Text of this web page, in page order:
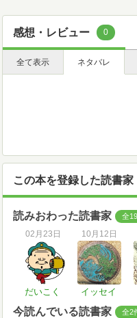
感想・レビュー 0
全て表示 ネタバレ
この本を登録した読書家
読みおわった読書家 全
02月23日
だいこく
10月12日
イッセイ
今読んでいる読書家 全2